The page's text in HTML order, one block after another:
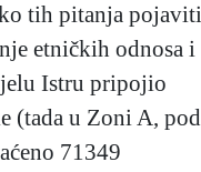
tih pitanja pojaviti
etničkih odnosa i
Istru pripojio
(tada u Zoni A, pod
71349